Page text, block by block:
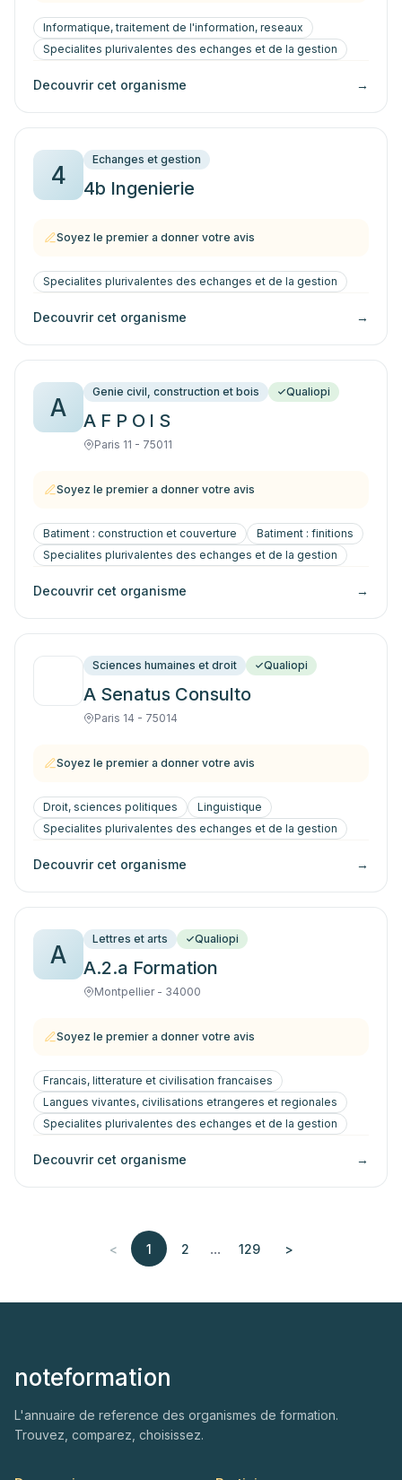
Informatique, traitement de l'information, reseaux
Specialites plurivalentes des echanges et de la gestion
Decouvrir cet organisme →
4
Echanges et gestion
4b Ingenierie
Soyez le premier a donner votre avis
Specialites plurivalentes des echanges et de la gestion
Decouvrir cet organisme →
A
Genie civil, construction et bois Qualiopi
A F P O l S
Paris 11 - 75011
Soyez le premier a donner votre avis
Batiment : construction et couverture
Batiment : finitions
Specialites plurivalentes des echanges et de la gestion
Decouvrir cet organisme →
Sciences humaines et droit Qualiopi
A Senatus Consulto
Paris 14 - 75014
Soyez le premier a donner votre avis
Droit, sciences politiques
Linguistique
Specialites plurivalentes des echanges et de la gestion
Decouvrir cet organisme →
A
Lettres et arts Qualiopi
A.2.a Formation
Montpellier - 34000
Soyez le premier a donner votre avis
Francais, litterature et civilisation francaises
Langues vivantes, civilisations etrangeres et regionales
Specialites plurivalentes des echanges et de la gestion
Decouvrir cet organisme →
< 1 2 ... 129 >
noteformation
L'annuaire de reference des organismes de formation.
Trouvez, comparez, choisissez.